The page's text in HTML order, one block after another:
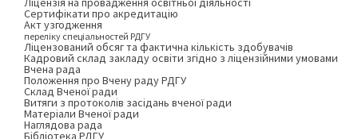
Сертифікати про акредитацію
Акт узгодження
переліку спеціальностей РДГУ
Ліцензований обсяг та фактична кількість здобувачів
Кадровий склад закладу освіти згідно з ліцензійними умовами
Вчена рада
Положення про Вчену раду РДГУ
Склад Вченої ради
Витяги з протоколів засідань вченої ради
Матеріали Вченої ради
Наглядова рада
Бібліотека РДГУ